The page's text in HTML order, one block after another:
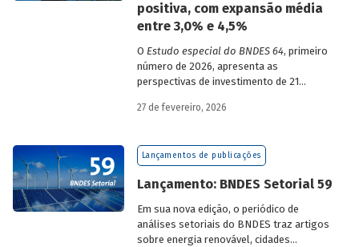
positiva, com expansão média
entre 3,0% e 4,5%
O Estudo especial do BNDES 64, primeiro
número de 2026, apresenta as
perspectivas de investimento de 21
período de 2025 a 2029.
27 de fevereiro, 2026
Lançamentos de publicações
Lançamento: BNDES Setorial 59
Em sua nova edição, o periódico de
análises setoriais do BNDES traz artigos
sobre energia renovável, cidades